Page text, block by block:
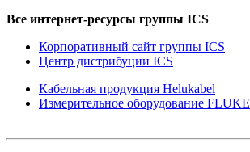
Все интернет-ресурсы группы ICS
Корпоративный сайт группы ICS
Центр дистрибуции ICS
Кабельная продукция Helukabel
Измерительное оборудование FLUKE